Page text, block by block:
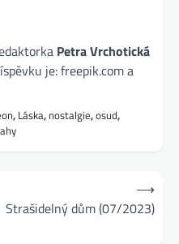
Petra Vrchotická
je: freepik.com a
, Láska, nostalgie,osud,
Strašidelný dům (07/2023)
⟶